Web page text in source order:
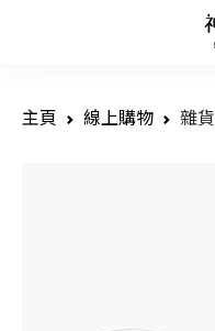
主頁 線上購物 雜貨